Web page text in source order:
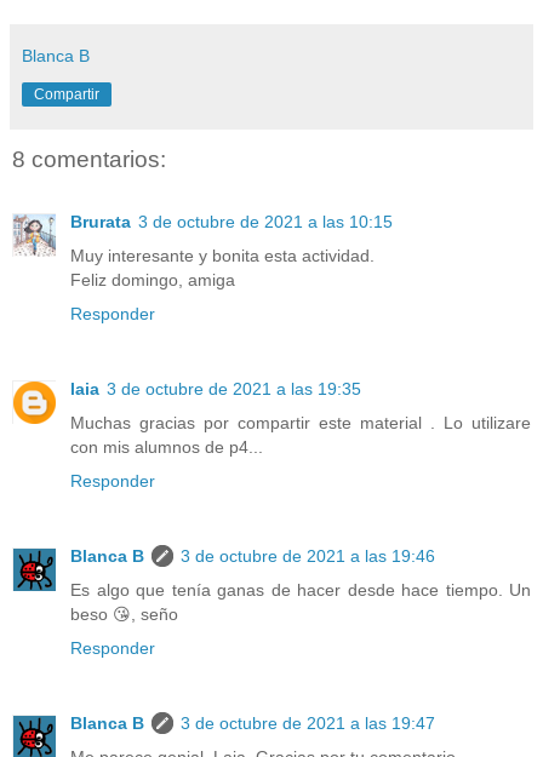
Blanca B
Compartir
8 comentarios:
Brurata 3 de octubre de 2021 a las 10:15
Muy interesante y bonita esta actividad.
Feliz domingo, amiga
Responder
laia 3 de octubre de 2021 a las 19:35
Muchas gracias por compartir este material . Lo utilizare
con mis alumnos de p4...
Responder
Blanca B
3 de octubre de 2021 a las 19:46
Es algo que tenía ganas de hacer desde hace tiempo. Un
beso 😘, seño
Responder
Blanca B
3 de octubre de 2021 a las 19:47